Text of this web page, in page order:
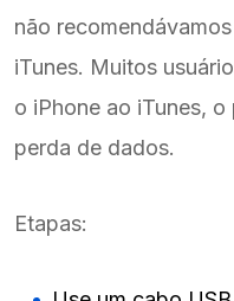
não
iTunes. Muitos
o iPhone ao iTunes,
perda de dados.
Etapas: